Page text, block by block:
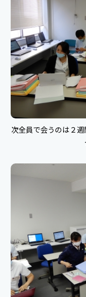
次全員で会うのは２